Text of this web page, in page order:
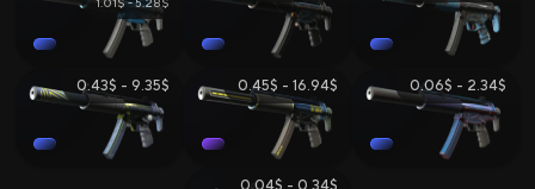
0.43$ - 9.35$ 0.45$ - 16.94$ 0.06$ - 2.34$
0.04$ - 0.34$